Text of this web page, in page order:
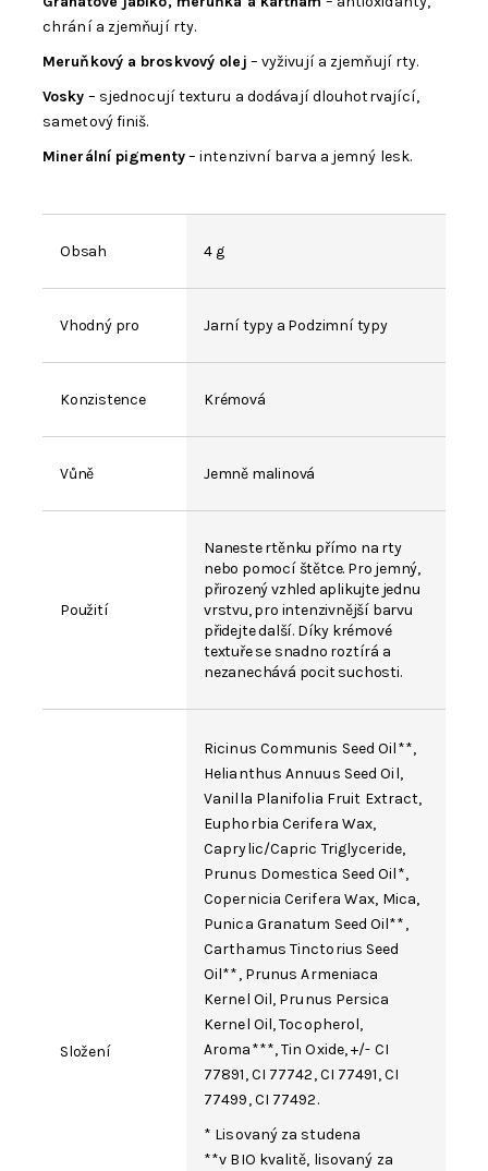
chrání a zjemňují rty.
Meruňkový a broskvový olej – vyživují a zjemňují rty.
Vosky – sjednocují texturu a dodávají dlouhotrvající,
sametový finiš.
Minerální pigmenty– intenzivní barva a jemný lesk.
Obsah 4 g
Vhodný pro Jarní typy a Podzimní typy
Konzistence Krémová
Vůně Jemně malinová
Použití
Naneste rtěnku přímo na rty
nebo pomocí štětce. Pro jemný,
přirozený vzhled aplikujte jednu
vrstvu, pro intenzivnější barvu
přidejte další. Díky krémové
textuře se snadno roztírá a
nezanechává pocit suchosti.
Složení
Ricinus Communis Seed Oil**,
Helianthus Annuus Seed Oil,
Vanilla Planifolia Fruit Extract,
Euphorbia Cerifera Wax,
Caprylic/Capric Triglyceride,
Prunus Domestica Seed Oil*,
Copernicia Cerifera Wax, Mica,
Punica Granatum Seed Oil**,
Carthamus Tinctorius Seed
Oil**, Prunus Armeniaca
Kernel Oil, Prunus Persica
Kernel Oil,Tocopherol,
Aroma***,Tin Oxide, +/- CI
77891,CI 77742,CI 77491,CI
77499,CI 77492.
* Lisovaný za studena
**v BIO kvalitě, lisovaný za